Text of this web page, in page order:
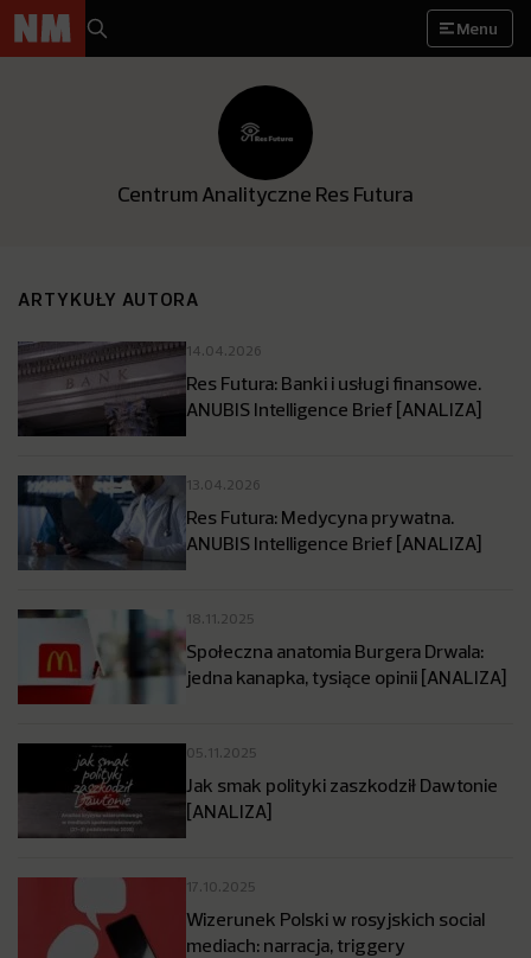
Menu
Centrum Analityczne Res Futura
ARTYKUŁY AUTORA
14.04.2026
Res Futura: Banki i usługi finansowe.
ANUBIS Intelligence Brief [ANALIZA]
13.04.2026
Res Futura: Medycyna prywatna.
ANUBIS Intelligence Brief [ANALIZA]
18.11.2025
Społeczna anatomia Burgera Drwala:
jedna kanapka, tysiące opinii [ANALIZA]
05.11.2025
Jak smak polityki zaszkodził Dawtonie
[ANALIZA]
17.10.2025
Wizerunek Polski w rosyjskich social
mediach: narracja, triggery